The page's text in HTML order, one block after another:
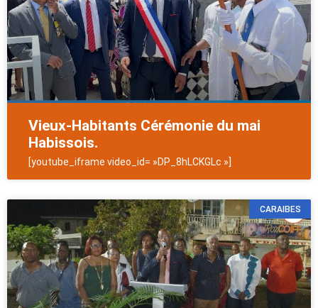
Vieux-Habitants Cérémonie du mai
Habissois.
[youtube_iframe video_id= »DP_8hLCKGLc »]
CARAIBES